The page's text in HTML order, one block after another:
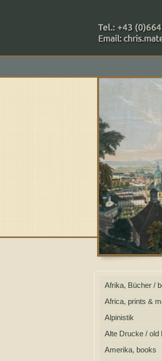
Afrika, Bücher /
Africa, prints &
Alpinistik
Alte Drucke / old
Amerika, books